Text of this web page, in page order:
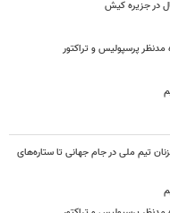
در جزیره کیش
پرسپولیس و تراکتور
تیم ملی در جام جهانی تا ستاره‌های